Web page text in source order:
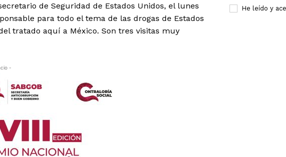
de Seguridad de Estados Unidos, el lunes
para todo el tema de las drogas de Estados
tratado aquí a México. Son tres visitas muy
-
He leído y